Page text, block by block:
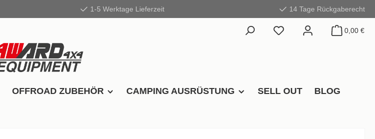
1-5 Werktage Lieferzeit 14 Tage Rückgaberecht
0,00 €
OFFROAD ZUBEHÖR CAMPING AUSRÜSTUNG SELL OUT BLOG